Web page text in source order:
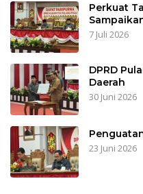
Perkuat
7 Juli 2026
DPRD
Daerah
30 Juni 2026
23 Juni 2026